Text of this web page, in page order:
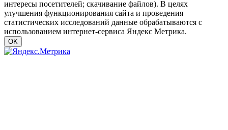
интересы посетителей; скачивание файлов). В целях
улучшения функционирования сайта и проведения
статистических исследований данные обрабатываются с
использованием интернет-сервиса Яндекс Метрика.
OK